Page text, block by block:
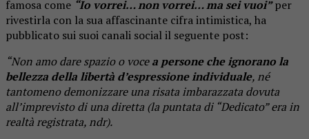
famosa come “Io vorrei… non vorrei… ma sei vuoi”per
rivestirla con la sua affascinante cifra intimistica, ha
pubblicato sui suoi canali social il seguente post:
“Non amo dare spazio o vocea persone che ignorano la
bellezza della libertà d’espressione individuale, né
tantomeno demonizzare una risata imbarazzata dovuta
all’imprevisto di una diretta (la puntata di “Dedicato” era in
realtà registrata, ndr).